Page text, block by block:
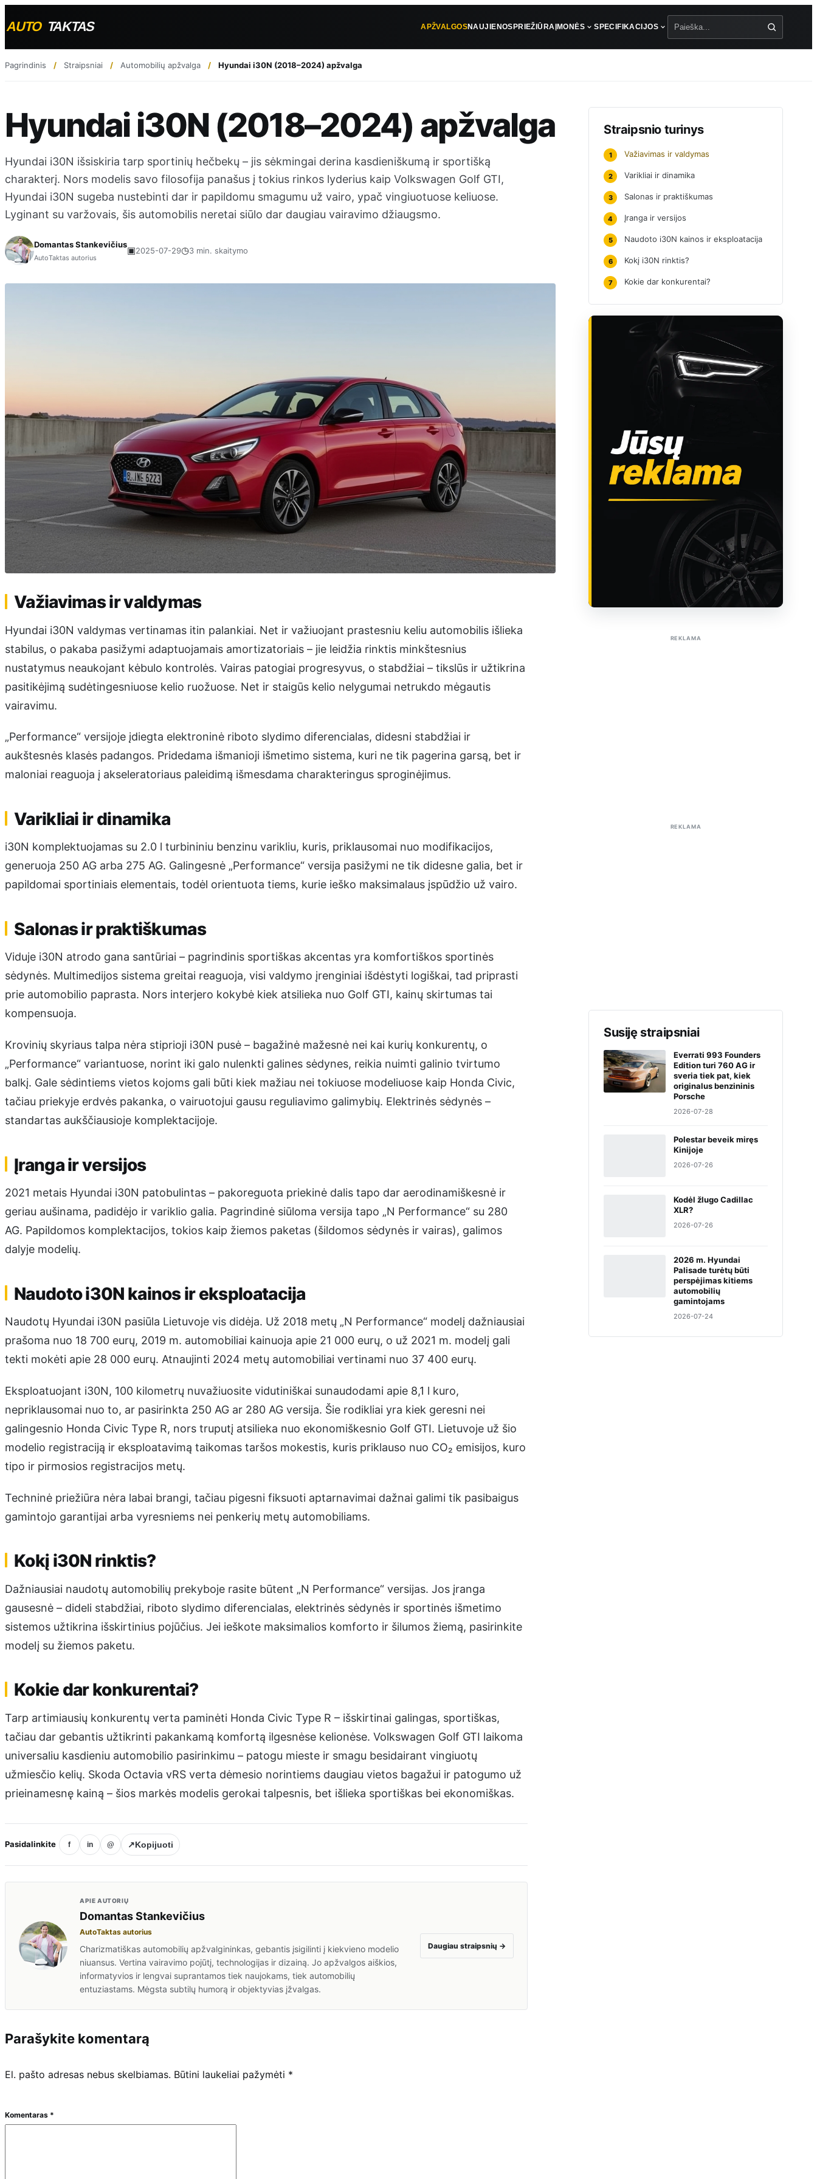
APŽVALGOSNAUJIENOSPRIEŽIŪRA ĮMONĖS SPECIFIKACIJOS
Pagrindinis Straipsniai Automobilių apžvalga Hyundai i30N (2018–2024) apžvalga
Hyundai i30N (2018–2024) apžvalga
Hyundai i30N išsiskiria tarp sportinių hečbekų – jis sėkmingai derina kasdieniškumą ir sportišką
charakterį. Nors modelis savo filosofija panašus į tokius rinkos lyderius kaip Volkswagen Golf GTI,
Hyundai i30N sugeba nustebinti dar ir papildomu smagumu už vairo, ypač vingiuotuose keliuose.
Lyginant su varžovais, šis automobilis neretai siūlo dar daugiau vairavimo džiaugsmo.
Domantas Stankevičius
AutoTaktas autorius
▣2025-07-29◷3 min. skaitymo
Važiavimas ir valdymas
Hyundai i30N valdymas vertinamas itin palankiai. Net ir važiuojant prastesniu keliu automobilis išlieka
stabilus, o pakaba pasižymi adaptuojamais amortizatoriais – jie leidžia rinktis minkštesnius
nustatymus neaukojant kėbulo kontrolės. Vairas patogiai progresyvus, o stabdžiai – tikslūs ir užtikrina
pasitikėjimą sudėtingesniuose kelio ruožuose. Net ir staigūs kelio nelygumai netrukdo mėgautis
vairavimu.
„Performance“ versijoje įdiegta elektroninė riboto slydimo diferencialas, didesni stabdžiai ir
aukštesnės klasės padangos. Pridedama išmanioji išmetimo sistema, kuri ne tik pagerina garsą, bet ir
maloniai reaguoja į akseleratoriaus paleidimą išmesdama charakteringus sproginėjimus.
Varikliai ir dinamika
i30N komplektuojamas su 2.0 l turbininiu benzinu varikliu, kuris, priklausomai nuo modifikacijos,
generuoja 250 AG arba 275 AG. Galingesnė „Performance“ versija pasižymi ne tik didesne galia, bet ir
papildomai sportiniais elementais, todėl orientuota tiems, kurie ieško maksimalaus įspūdžio už vairo.
Salonas ir praktiškumas
Viduje i30N atrodo gana santūriai – pagrindinis sportiškas akcentas yra komfortiškos sportinės
sėdynės. Multimedijos sistema greitai reaguoja, visi valdymo įrenginiai išdėstyti logiškai, tad priprasti
prie automobilio paprasta. Nors interjero kokybė kiek atsilieka nuo Golf GTI, kainų skirtumas tai
kompensuoja.
Krovinių skyriaus talpa nėra stiprioji i30N pusė – bagažinė mažesnė nei kai kurių konkurentų, o
„Performance“ variantuose, norint iki galo nulenkti galines sėdynes, reikia nuimti galinio tvirtumo
balkį. Gale sėdintiems vietos kojoms gali būti kiek mažiau nei tokiuose modeliuose kaip Honda Civic,
tačiau priekyje erdvės pakanka, o vairuotojui gausu reguliavimo galimybių. Elektrinės sėdynės –
standartas aukščiausioje komplektacijoje.
Įranga ir versijos
2021 metais Hyundai i30N patobulintas – pakoreguota priekinė dalis tapo dar aerodinamiškesnė ir
geriau aušinama, padidėjo ir variklio galia. Pagrindinė siūloma versija tapo „N Performance“ su 280
AG. Papildomos komplektacijos, tokios kaip žiemos paketas (šildomos sėdynės ir vairas), galimos
dalyje modelių.
Naudoto i30N kainos ir eksploatacija
Naudotų Hyundai i30N pasiūla Lietuvoje vis didėja. Už 2018 metų „N Performance“ modelį dažniausiai
prašoma nuo 18 700 eurų, 2019 m. automobiliai kainuoja apie 21 000 eurų, o už 2021 m. modelį gali
tekti mokėti apie 28 000 eurų. Atnaujinti 2024 metų automobiliai vertinami nuo 37 400 eurų.
Eksploatuojant i30N, 100 kilometrų nuvažiuosite vidutiniškai sunaudodami apie 8,1 l kuro,
nepriklausomai nuo to, ar pasirinkta 250 AG ar 280 AG versija. Šie rodikliai yra kiek geresni nei
galingesnio Honda Civic Type R, nors truputį atsilieka nuo ekonomiškesnio Golf GTI. Lietuvoje už šio
modelio registraciją ir eksploatavimą taikomas taršos mokestis, kuris priklauso nuo CO₂ emisijos, kuro
tipo ir pirmosios registracijos metų.
Techninė priežiūra nėra labai brangi, tačiau pigesni fiksuoti aptarnavimai dažnai galimi tik pasibaigus
gamintojo garantijai arba vyresniems nei penkerių metų automobiliams.
Kokį i30N rinktis?
Dažniausiai naudotų automobilių prekyboje rasite būtent „N Performance“ versijas. Jos įranga
gausesnė – dideli stabdžiai, riboto slydimo diferencialas, elektrinės sėdynės ir sportinės išmetimo
sistemos užtikrina išskirtinius pojūčius. Jei ieškote maksimalios komforto ir šilumos žiemą, pasirinkite
modelį su žiemos paketu.
Kokie dar konkurentai?
Tarp artimiausių konkurentų verta paminėti Honda Civic Type R – išskirtinai galingas, sportiškas,
tačiau dar gebantis užtikrinti pakankamą komfortą ilgesnėse kelionėse. Volkswagen Golf GTI laikoma
universaliu kasdieniu automobilio pasirinkimu – patogu mieste ir smagu besidairant vingiuotų
užmiesčio kelių. Skoda Octavia vRS verta dėmesio norintiems daugiau vietos bagažui ir patogumo už
prieinamesnę kainą – šios markės modelis gerokai talpesnis, bet išlieka sportiškas bei ekonomiškas.
Pasidalinkite f in @ ↗Kopijuoti
APIE AUTORIŲ
Domantas Stankevičius
AutoTaktas autorius
Charizmatiškas automobilių apžvalgininkas, gebantis įsigilinti į kiekvieno modelio
niuansus. Vertina vairavimo pojūtį, technologijas ir dizainą. Jo apžvalgos aiškios,
informatyvios ir lengvai suprantamos tiek naujokams, tiek automobilių
entuziastams. Mėgsta subtilų humorą ir objektyvias įžvalgas.
Daugiau straipsnių →
Parašykite komentarą
El. pašto adresas nebus skelbiamas. Būtini laukeliai pažymėti *
Komentaras *
Straipsnio turinys
1 Važiavimas ir valdymas
2 Varikliai ir dinamika
3 Salonas ir praktiškumas
4 Įranga ir versijos
5 Naudoto i30N kainos ir eksploatacija
6 Kokį i30N rinktis?
7 Kokie dar konkurentai?
REKLAMA
REKLAMA
Susiję straipsniai
Everrati 993 Founders
Edition turi 760 AG ir
sveria tiek pat, kiek
originalus benzininis
Porsche
2026-07-28
Polestar beveik miręs
Kinijoje
2026-07-26
Kodėl žlugo Cadillac
XLR?
2026-07-26
2026 m. Hyundai
Palisade turėtų būti
perspėjimas kitiems
automobilių
gamintojams
2026-07-24